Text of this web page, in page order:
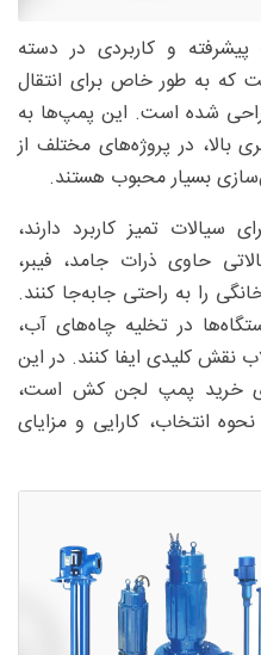
و کاربردی در دسته
که به ‌طور خاص برای انتقال
شده است. این پمپ‌ها به
بالا، در پروژه‌های مختلف از
بسیار محبوب هستند.
تمیز کاربرد دارند،
حاوی ذرات جامد، فیبر،
را به ‌راحتی جابه‌جا کنند.
در تخلیه چاه‌های آب،
نقش کلیدی ایفا کنند. در این
خرید پمپ لجن کش است،
انتخاب، کارایی و مزایای